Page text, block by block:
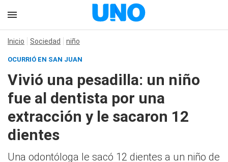
Inicio Sociedad niño
OCURRIÓ EN SAN JUAN
Vivió una pesadilla: un niño
fue al dentista por una
extracción y le sacaron 12
dientes
Una odontóloga le sacó 12 dientes a un niño de